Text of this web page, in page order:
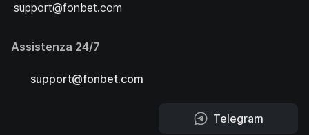
support@fonbet.com
Assistenza 24/7
support@fonbet.com
Telegram